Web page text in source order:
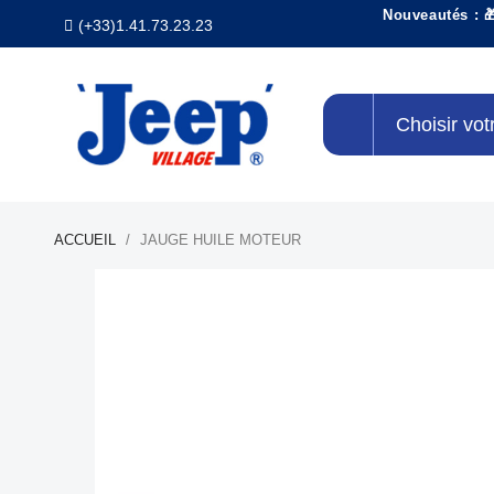
(+33)1.41.73.23.23
Nouveautés :
Choisir
ACCUEIL JAUGE HUILE MOTEUR